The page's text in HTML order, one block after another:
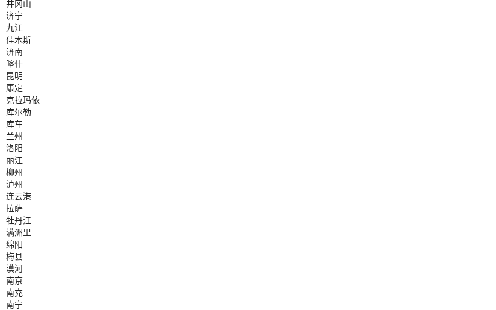
井冈山
济宁
九江
佳木斯
济南
喀什
昆明
康定
克拉玛依
库尔勒
库车
兰州
洛阳
丽江
柳州
泸州
连云港
拉萨
牡丹江
满洲里
绵阳
梅县
漠河
南京
南充
南宁